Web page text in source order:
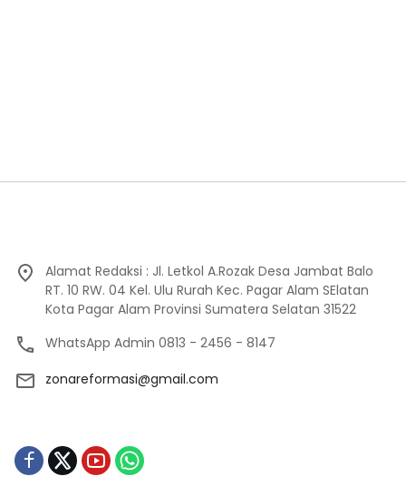
Alamat Redaksi : Jl. Letkol A.Rozak Desa Jambat Balo
RT. 10 RW. 04 Kel. Ulu Rurah Kec. Pagar Alam SElatan
Kota Pagar Alam Provinsi Sumatera Selatan 31522
WhatsApp Admin 0813 - 2456 - 8147
zonareformasi@gmail.com